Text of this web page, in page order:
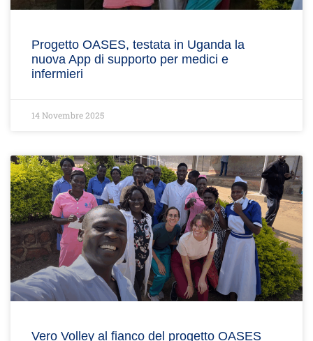
Progetto OASES, testata in Uganda la
nuova App di supporto per medici e
infermieri
14 Novembre 2025
Vero Volley al fianco del progetto OASES